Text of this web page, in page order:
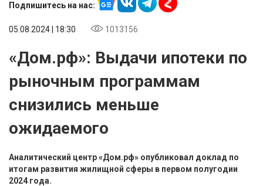
Подпишитесь на нас:
05.08.2024 | 18:30 1013156
«Дом.рф»: Выдачи ипотеки по
рыночным программам
снизились меньше
ожидаемого
Аналитический центр «Дом.рф» опубликовал доклад по
итогам развития жилищной сферы в первом полугодии
2024 года.